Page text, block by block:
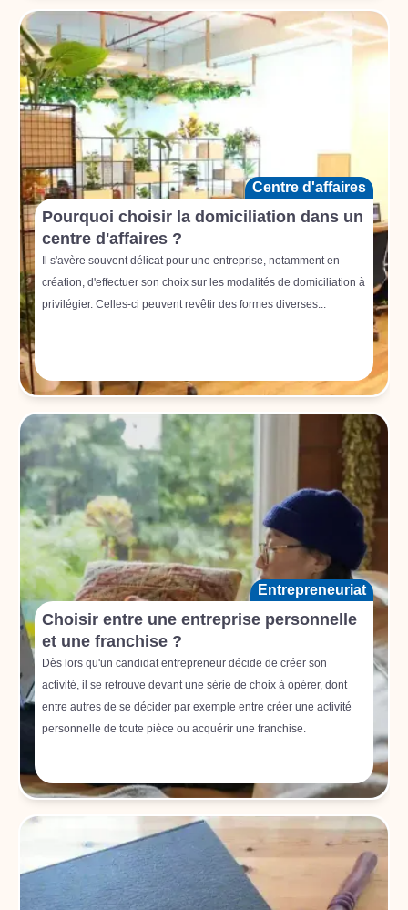
Centre d'affaires
Pourquoi choisir la domiciliation dans un
centre d'affaires ?
Il s'avère souvent délicat pour une entreprise, notamment en
création, d'effectuer son choix sur les modalités de domiciliation à
privilégier. Celles-ci peuvent revêtir des formes diverses...
Entrepreneuriat
Choisir entre une entreprise personnelle
et une franchise ?
Dès lors qu'un candidat entrepreneur décide de créer son
activité, il se retrouve devant une série de choix à opérer, dont
entre autres de se décider par exemple entre créer une activité
personnelle de toute pièce ou acquérir une franchise.